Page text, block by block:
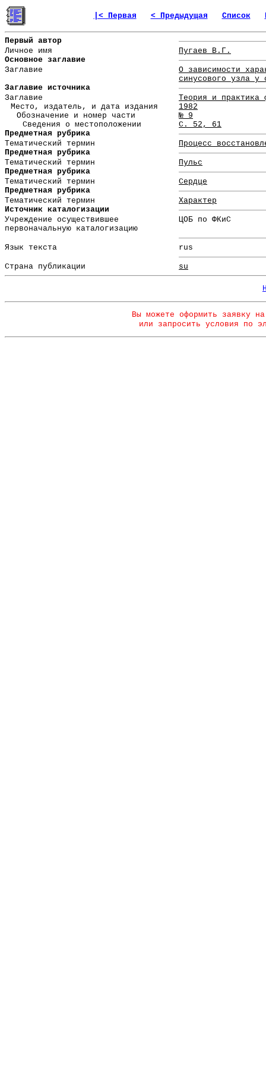
|< Первая < Предыдущая Список
Первый автор
Личное имя
Пугаев В.Г.
Основное заглавие
Заглавие
О зависимости
синусового узла у
Заглавие источника
Заглавие
Теория и практика
Место, издатель, и дата издания
1982
Обозначение и номер части
№ 9
Сведения о местоположении
С. 52, 61
Предметная рубрика
Тематический термин
Процесс
Предметная рубрика
Тематический термин
Пульс
Предметная рубрика
Тематический термин
Сердце
Предметная рубрика
Тематический термин
Характер
Источник каталогизации
Учреждение осуществившее
первоначальную каталогизацию
ЦОБ по ФКиС
Язык текста rus
Страна публикации su
Вы можете оформить заявку
или запросить условия по